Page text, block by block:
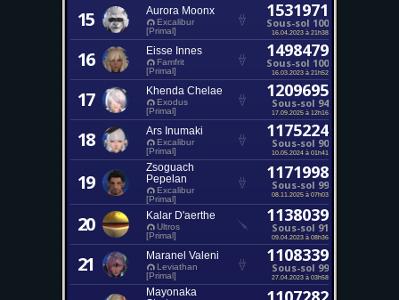
15 Aurora Moonx
Excalibur
[Primal]
1531971
Sous-sol 100
16.04.2023 à 21h38
16 Eisse Innes
Famfrit
[Primal]
1498479
Sous-sol 100
16.03.2023 à 21h52
17 Khenda Chelae
Exodus
[Primal]
1209695
Sous-sol 94
17.09.2025 à 12h16
18 Ars Inumaki
Excalibur
[Primal]
1175224
Sous-sol 90
10.05.2024 à 01h41
19
Zsoguach
Pepelan
Excalibur
[Primal]
1171998
Sous-sol 99
08.11.2025 à 07h03
20 Kalar D'aerthe
Ultros
[Primal]
1138039
Sous-sol 91
09.04.2023 à 08h36
21 Maranel Valeni
Leviathan
[Primal]
1108339
Sous-sol 99
27.04.2023 à 03h58
Mayonaka